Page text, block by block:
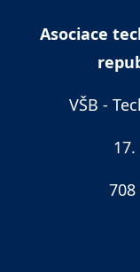
Asociace
VŠB -